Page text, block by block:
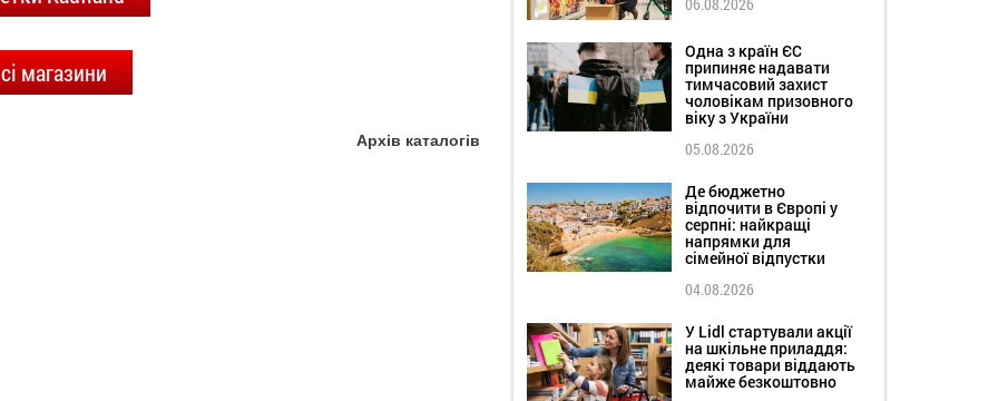
магазини
Архів каталогів
Одна з країн ЄС
припиняє надавати
тимчасовий захист
чоловікам призовного
віку з України
05.08.2026
Де бюджетно
відпочити в Європі у
серпні: найкращі
напрямки для
сімейної відпустки
04.08.2026
У Lidl стартували акції
на шкільне приладдя:
деякі товари віддають
майже безкоштовно